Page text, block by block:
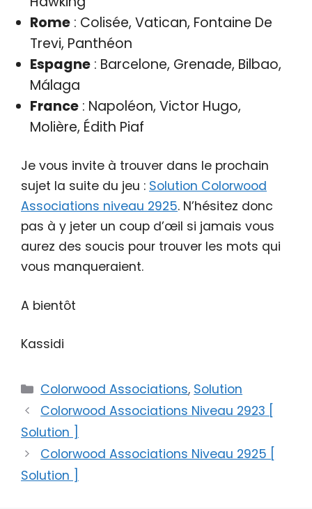
Rome: Colisée, Vatican, Fontaine De
Trevi, Panthéon
Espagne: Barcelone, Grenade, Bilbao,
Málaga
France: Napoléon, Victor Hugo,
Molière, Édith Piaf
Je vous invite à trouver dans le prochain
sujet la suite du jeu : Solution Colorwood
Associations niveau 2925. N’hésitez donc
pas à y jeter un coup d’œil si jamais vous
aurez des soucis pour trouver les mots qui
vous manqueraient.
A bientôt
Kassidi
Catégories
Colorwood Associations, Solution
Colorwood Associations Niveau 2923 [
Solution ]
Colorwood Associations Niveau 2925 [
Solution ]